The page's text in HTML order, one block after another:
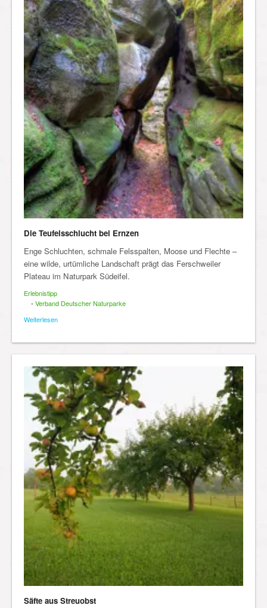
Die Teufelsschlucht bei Ernzen
Enge Schluchten, schmale Felsspalten, Moose und Flechte –
eine wilde, urtümliche Landschaft prägt das Ferschweiler
Plateau im Naturpark Südeifel.
Erlebnistipp
• Verband Deutscher Naturparke
Weiterlesen
Säfte aus Streuobst